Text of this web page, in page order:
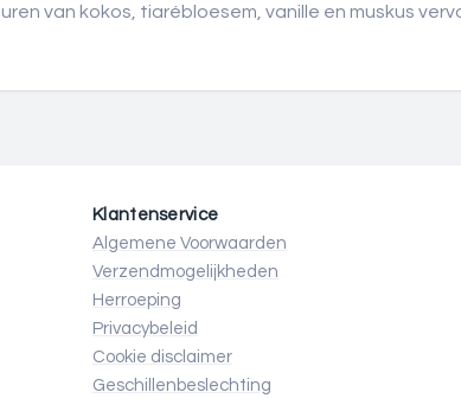
van kokos, tiarébloesem, vanille en muskus
Klantenservice
Algemene Voorwaarden
Verzendmogelijkheden
Herroeping
Privacybeleid
Cookie disclaimer
Geschillenbeslechting